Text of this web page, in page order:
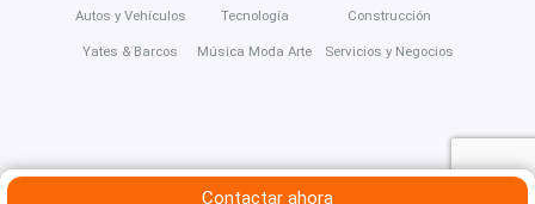
Contactar ahora
Autos y Vehículos
Yates & Barcos
Tecnología
Música Moda Arte
Construcción
Servicios y Negocios